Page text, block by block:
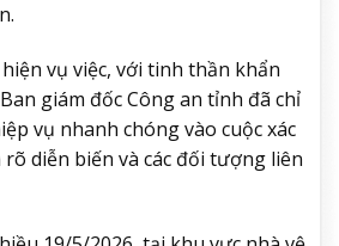
vụ việc, với tinh thần khẩn
giám đốc Công an tỉnh đã chỉ
vụ nhanh chóng vào cuộc xác
diễn biến và các đối tượng liên